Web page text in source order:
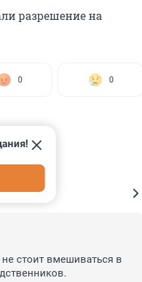
разрешение на
0 0
стоит вмешиваться в